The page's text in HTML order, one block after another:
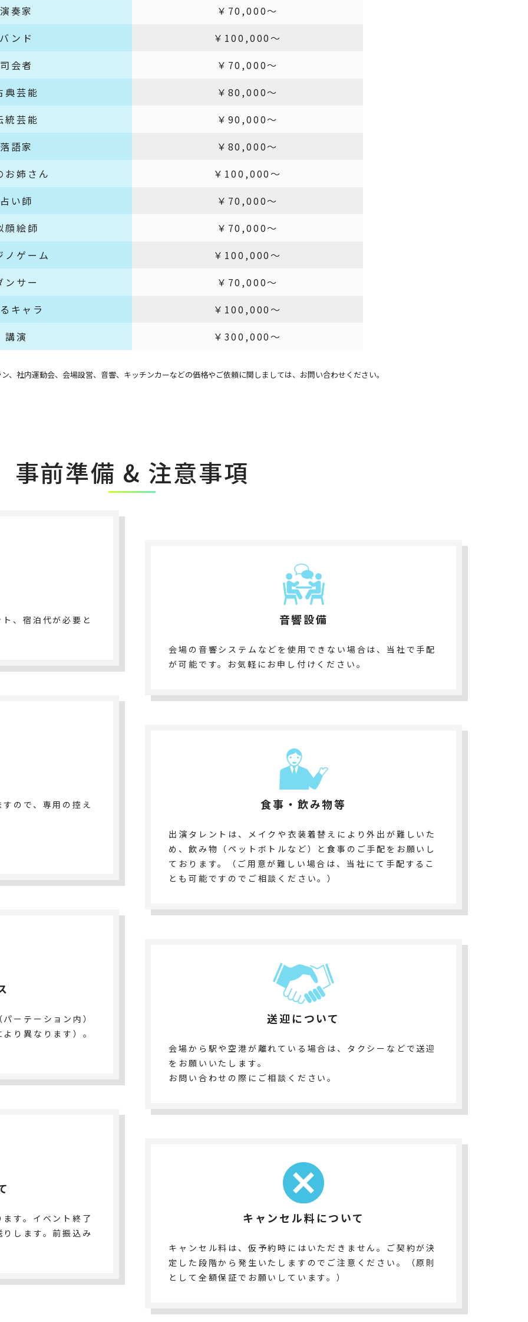
演奏家
￥70,000～
バンド
￥100,000～
司会者
￥70,000～
典芸能
￥80,000～
統芸能
￥90,000～
落語家
￥80,000～
お姉さん
￥100,000～
占い師
￥70,000～
顔絵師
￥70,000～
ノゲーム
￥100,000～
ンサー
￥70,000～
キャラ
￥100,000～
講演
￥300,000～
、社内運動会、会場設営、音響、キッチンカーなどの価格やご依頼に関しましては、お問い合わせください。
事前準備 & 注意事項
、宿泊代が必要と
音響設備
会場の音響システムなどを使用できない場合は、当社で手配
が可能です。お気軽にお申し付けください。
ので、専用の控え 食事・飲み物等
出演タレントは、メイクや衣装着替えにより外出が難しいた
め、飲み物（ペットボトルなど）と食事のご手配をお願いし
ております。（ご用意が難しい場合は、当社にて手配するこ
とも可能ですのでご相談ください。）
ーテーション内）
り異なります）。
送迎について
会場から駅や空港が離れている場合は、タクシーなどで送迎
をお願いいたします。
お問い合わせの際にご相談ください。
す。イベント終了
します。前振込み
キャンセル料について
キャンセル料は、仮予約時にはいただきません。ご契約が決
定した段階から発生いたしますのでご注意ください。（原則
として全額保証でお願いしています。）